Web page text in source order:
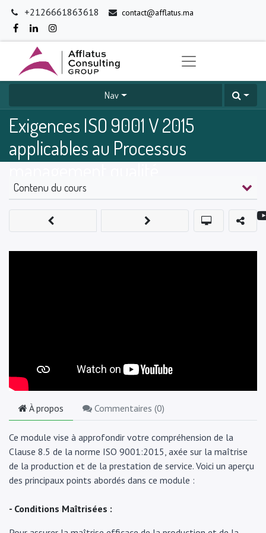
+2126661863618 contact@afflatus.ma
Nav
Exigences ISO 9001 V 2015
applicables au Processus
Contenu du cours
À propos Commentaires (0)
Ce module vise à approfondir votre compréhension de la
Clause 8.5 de la norme ISO 9001:2015, axée sur la maîtrise
de la production et de la prestation de service. Voici un aperçu
des principaux points abordés dans ce module :
- Conditions Maîtrisées :